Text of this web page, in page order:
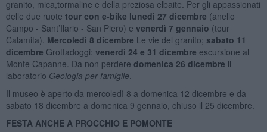
granito, mica,tormaline e della preziosa elbaite. Per gli appassionati
delle due ruote tour con e-bike lunedì 27 dicembre (anello
Campo - Sant’Ilario - San Piero) e venerdì 7 gennaio (tour
Calamita). Mercoledì 8 dicembre Le vie del granito; sabato 11
dicembre Grottadoggi; venerdì 24 e 31 dicembre escursione al
Monte Capanne. Da non perdere domenica 26 dicembre il
laboratorio Geologia per famiglie
Il museo è aperto da mercoledì 8 a domenica 12 dicembre e da
sabato 18 dicembre a domenica 9 gennaio, chiuso il 25 dicembre.
FESTA ANCHE A PROCCHIO E POMONTE